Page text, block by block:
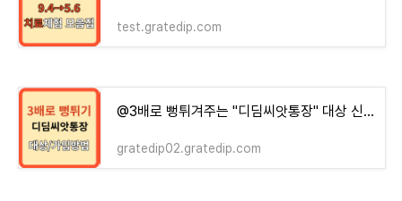
test.gratedip.com
@3배로 뻥튀겨주는 "디딤씨앗통장" 대상 신청방법 !!
gratedip02.gratedip.com